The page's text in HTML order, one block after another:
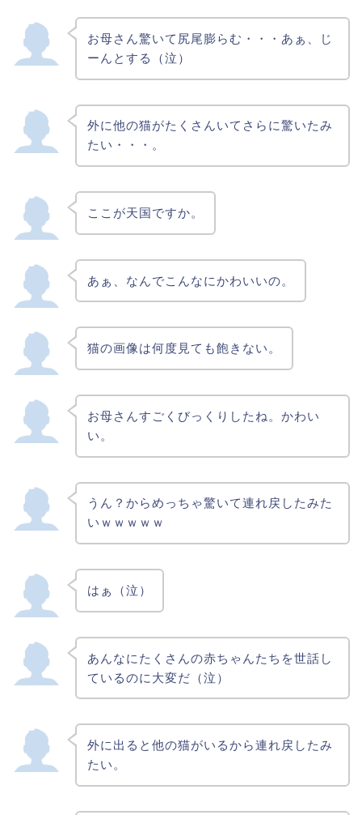
お母さん驚いて尻尾膨らむ・・・あぁ、じ
ーんとする（泣）
外に他の猫がたくさんいてさらに驚いたみ
たい・・・。
ここが天国ですか。
あぁ、なんでこんなにかわいいの。
猫の画像は何度見ても飽きない。
お母さんすごくびっくりしたね。かわい
い。
うん？からめっちゃ驚いて連れ戻したみた
いｗｗｗｗｗ
はぁ（泣）
あんなにたくさんの赤ちゃんたちを世話し
ているのに大変だ（泣）
外に出ると他の猫がいるから連れ戻したみ
たい。